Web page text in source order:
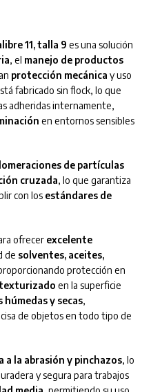
11, talla 9 es una solución
, el manejo de productos
protección mecánica y uso
fabricado sin flock, lo que
adheridas internamente,
en entornos sensibles
de partículas
cruzada, lo que garantiza
con los estándares de
ofrecer excelente
de solventes, aceites,
protección en
en la superficie
y secas,
de objetos en todo tipo de
a la abrasión y pinchazos, lo
y segura para trabajos